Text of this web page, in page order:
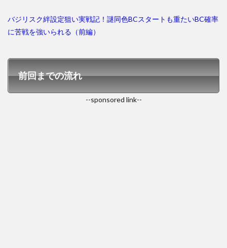
バジリスク絆設定狙い実戦記！謎同色BCスタートも重たいBC確率
に苦戦を強いられる（前編）
前回までの流れ
--sponsored link--